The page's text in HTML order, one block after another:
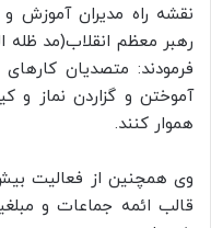
نقشه راه مدیران آموزش
رهبر معظم انقلاب(مد ظله
فرمودند: متصدیان کارهای
آموختن و گزاردن نماز و
هموار کنند.
قالب ائمه جماعات و